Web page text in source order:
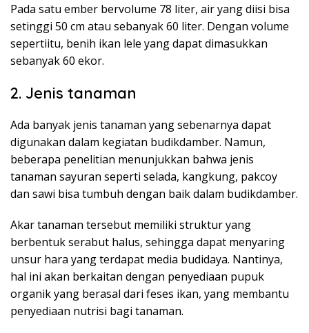
Pada satu ember bervolume 78 liter, air yang diisi bisa
setinggi 50 cm atau sebanyak 60 liter. Dengan volume
sepertiitu, benih ikan lele yang dapat dimasukkan
sebanyak 60 ekor.
2. Jenis tanaman
Ada banyak jenis tanaman yang sebenarnya dapat
digunakan dalam kegiatan budikdamber. Namun,
beberapa penelitian menunjukkan bahwa jenis
tanaman sayuran seperti selada, kangkung, pakcoy
dan sawi bisa tumbuh dengan baik dalam budikdamber.
Akar tanaman tersebut memiliki struktur yang
berbentuk serabut halus, sehingga dapat menyaring
unsur hara yang terdapat media budidaya. Nantinya,
hal ini akan berkaitan dengan penyediaan pupuk
organik yang berasal dari feses ikan, yang membantu
penyediaan nutrisi bagi tanaman.